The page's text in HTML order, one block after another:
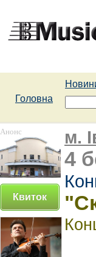
Головна
Анонс
Квиток
м.
4